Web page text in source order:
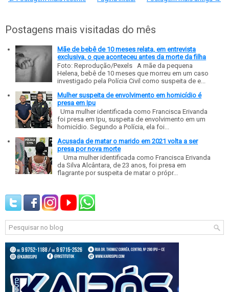
Postagens mais visitadas do mês
Mãe de bebê de 10 meses relata, em entrevista
exclusiva, o que aconteceu antes da morte da filha
Foto: Reprodução/Pexels A mãe da pequena
Helena, bebê de 10 meses que morreu em um caso
investigado pela Polícia Civil como suspeita de e...
Mulher suspeita de envolvimento em homicídio é
presa em Ipu
Uma mulher identificada como Francisca Erivanda
foi presa em Ipu, suspeita de envolvimento em um
homicídio. Segundo a Polícia, ela foi...
Acusada de matar o marido em 2021 volta a ser
presa por nova morte
Uma mulher identificada como Francisca Erivanda
da Silva Alcântara, de 23 anos, foi presa em
flagrante por suspeita de matar o própr...